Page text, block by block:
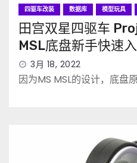
四驱车改装 数据库 模型玩具
田宫双星四驱车
MSL底盘新手快速
3月 18, 2022
因为MS MSL的设计，底盘